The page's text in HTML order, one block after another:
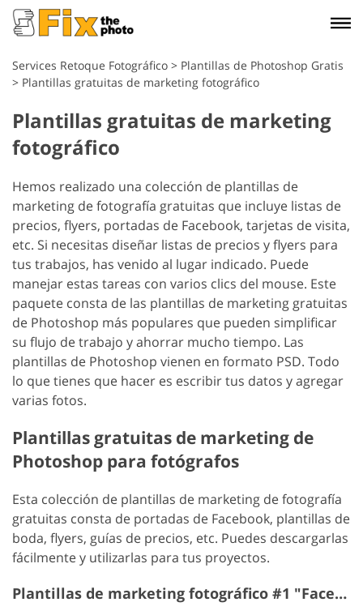
Services Retoque Fotográfico > Plantillas de Photoshop Gratis
> Plantillas gratuitas de marketing fotográfico
Plantillas gratuitas de marketing
fotográfico
Hemos realizado una colección de plantillas de
marketing de fotografía gratuitas que incluye listas de
precios, flyers, portadas de Facebook, tarjetas de visita,
etc. Si necesitas diseñar listas de precios y flyers para
tus trabajos, has venido al lugar indicado. Puede
manejar estas tareas con varios clics del mouse. Este
paquete consta de las plantillas de marketing gratuitas
de Photoshop más populares que pueden simplificar
su flujo de trabajo y ahorrar mucho tiempo. Las
plantillas de Photoshop vienen en formato PSD. Todo
lo que tienes que hacer es escribir tus datos y agregar
varias fotos.
Plantillas gratuitas de marketing de
Photoshop para fotógrafos
Esta colección de plantillas de marketing de fotografía
gratuitas consta de portadas de Facebook, plantillas de
boda, flyers, guías de precios, etc. Puedes descargarlas
fácilmente y utilizarlas para tus proyectos.
Plantillas de marketing fotográfico #1 "Facebook Covers"